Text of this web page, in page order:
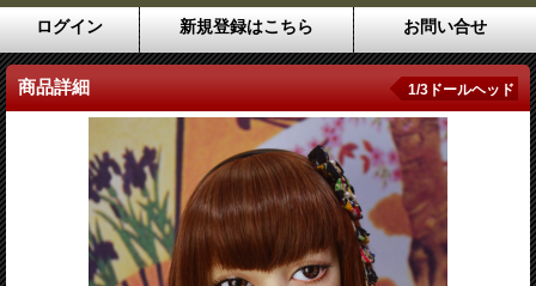
ログイン 新規登録はこちら お問い合せ
商品詳細 1/3ドールヘッド